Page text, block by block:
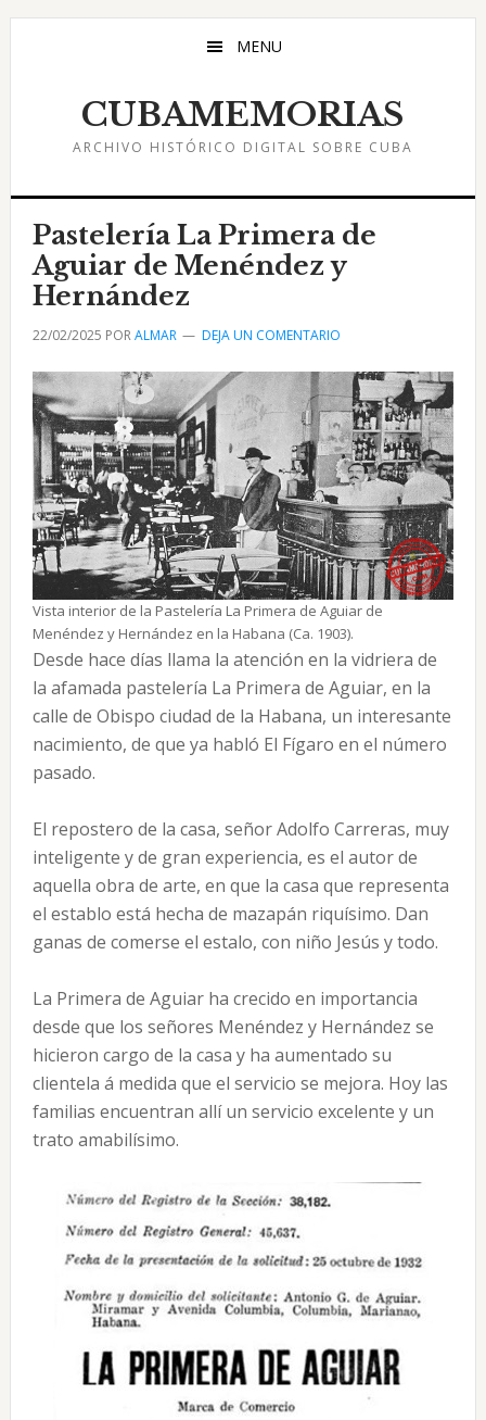
Saltar
Saltar
Saltar
MENU
CUBAMEMORIAS
ARCHIVO HISTÓRICO DIGITAL SOBRE CUBA
Pastelería La Primera de
Aguiar de Menéndez y
Hernández
22/02/2025 PORALMAR DEJA UN COMENTARIO
Vista interior de la Pastelería La Primera de Aguiar de
Menéndez y Hernández en la Habana (Ca. 1903).
Desde hace días llama la atención en la vidriera de
la afamada pastelería La Primera de Aguiar, en la
calle de Obispo ciudad de la Habana, un interesante
nacimiento, de que ya habló El Fígaro en el número
pasado.
El repostero de la casa, señor Adolfo Carreras, muy
inteligente y de gran experiencia, es el autor de
aquella obra de arte, en que la casa que representa
el establo está hecha de mazapán riquísimo. Dan
ganas de comerse el estalo, con niño Jesús y todo.
La Primera de Aguiar ha crecido en importancia
desde que los señores Menéndez y Hernández se
hicieron cargo de la casa y ha aumentado su
clientela á medida que el servicio se mejora. Hoy las
familias encuentran allí un servicio excelente y un
trato amabilísimo.